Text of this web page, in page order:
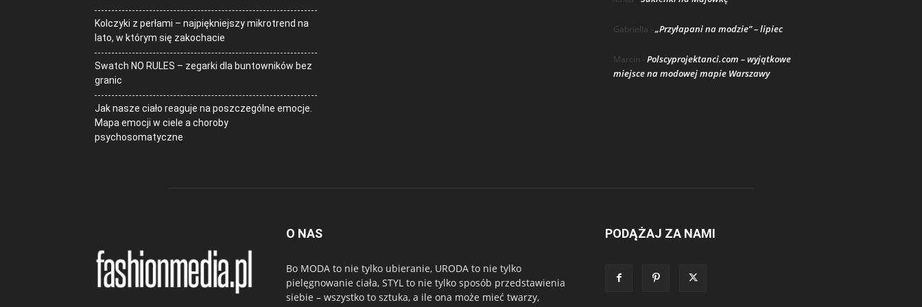
Kolczyki z perłami – najpiękniejszy mikrotrend na
lato, w którym się zakochacie
Swatch NO RULES – zegarki dla buntowników bez
granic
Jak nasze ciało reaguje na poszczególne emocje.
Mapa emocji w ciele a choroby
psychosomatyczne
Gabriella -„Przyłapani na modzie” – lipiec
Marcin - Polscyprojektanci.com – wyjątkowe
miejsce na modowej mapie Warszawy
O NAS
Bo MODA to nie tylko ubieranie, URODA to nie tylko
pielęgnowanie ciała, STYL to nie tylko sposób przedstawienia
siebie – wszystko to sztuka, a ile ona może mieć twarzy,
PODĄŻAJ ZA NAMI